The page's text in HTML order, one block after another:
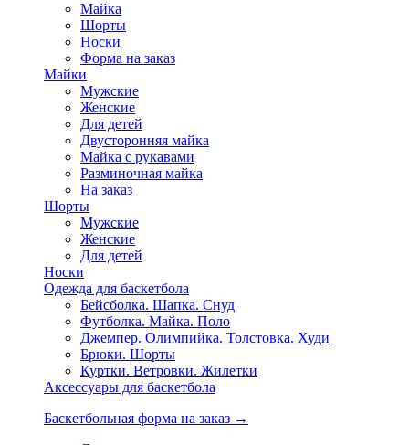
Майка
Шорты
Носки
Форма на заказ
Майки
Мужские
Женские
Для детей
Двусторонняя майка
Майка с рукавами
Разминочная майка
На заказ
Шорты
Мужские
Женские
Для детей
Носки
Одежда для баскетбола
Бейсболка. Шапка. Снуд
Футболка. Майка. Поло
Джемпер. Олимпийка. Толстовка. Худи
Брюки. Шорты
Куртки. Ветровки. Жилетки
Аксессуары для баскетбола
Баскетбольная форма на заказ →